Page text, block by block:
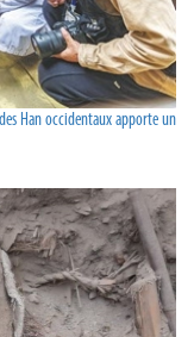
Han occidentaux apporte un